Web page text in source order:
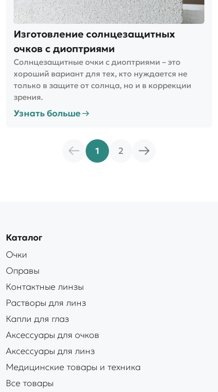
Изготовление солнцезащитных
очков с диоптриями
Солнцезащитные очки с диоптриями – это
хороший вариант для тех, кто нуждается не
только в защите от солнца, но и в коррекции
зрения.
Узнать больше
1 2
Каталог
Очки
Оправы
Контактные линзы
Растворы для линз
Капли для глаз
Аксессуары для очков
Аксессуары для линз
Медицинские товары и техника
Все товары